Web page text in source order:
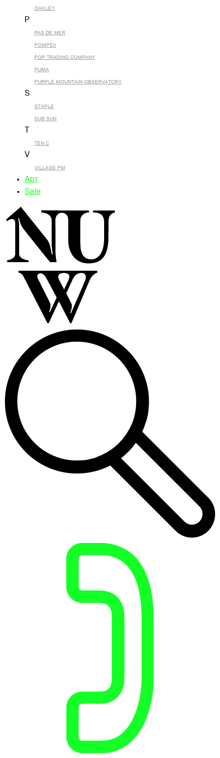
OAKLEY
P
PAS DE MER
POMPEII
POP TRADING COMPANY
PUMA
PURPLE MOUNTAIN OBSERVATORY
S
STAPLE
SUB SUN
TEN C
V
VILLAGE PM
Арт
Sale